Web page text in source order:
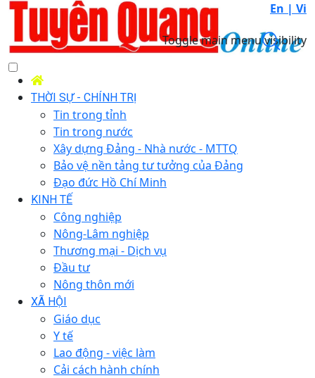
En | Vi
Toggle main menu visibility
THỜI SỰ - CHÍNH TRỊ
Tin trong tỉnh
Tin trong nước
Xây dựng Đảng - Nhà nước - MTTQ
Bảo vệ nền tảng tư tưởng của Đảng
Đạo đức Hồ Chí Minh
KINH TẾ
Công nghiệp
Nông-Lâm nghiệp
Thương mại - Dịch vụ
Đầu tư
Nông thôn mới
XÃ HỘI
Giáo dục
Y tế
Lao động - việc làm
Cải cách hành chính